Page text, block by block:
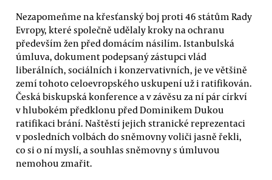
Nezapomeňme na křesťanský boj proti 46 státům Rady
Evropy, které společně udělaly kroky na ochranu
především žen před domácím násilím. Istanbulská
úmluva, dokument podepsaný zástupci vlád
liberálních, sociálních i konzervativních, je ve většině
zemí tohoto celoevropského uskupení už i ratifikován.
Česká biskupská konference a v závěsu za ní pár církví
v hlubokém předklonu před Dominikem Dukou
ratifikaci brání. Naštěstí jejich stranické reprezentaci
v posledních volbách do sněmovny voliči jasně řekli,
co si o ní myslí, a souhlas sněmovny s úmluvou
nemohou zmařit.